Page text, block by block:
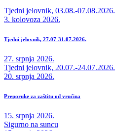
Tjedni jelovnik, 03.08.-07.08.2026.
3. kolovoza 2026.
Tjedni jelovnik, 27.07-31.07.2026.
27. srpnja 2026.
Tjedni jelovnik, 20.07.-24.07.2026.
20. srpnja 2026.
Preporuke za zaštitu od vrućina
15. srpnja 2026.
Sigurno na suncu